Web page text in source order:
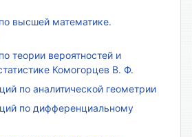
высшей математике.
теории вероятностей и
Комогорцев В. Ф.
по аналитической геометрии
по дифференциальному